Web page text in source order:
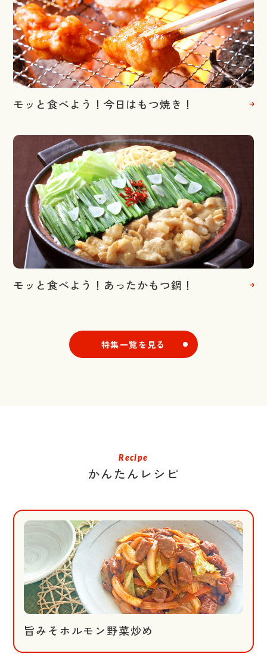
モッと食べよう！今日はもつ焼き！
モッと食べよう！あったかもつ鍋！
特集一覧を見る
Recipe
かんたんレシピ
旨みそホルモン野菜炒め